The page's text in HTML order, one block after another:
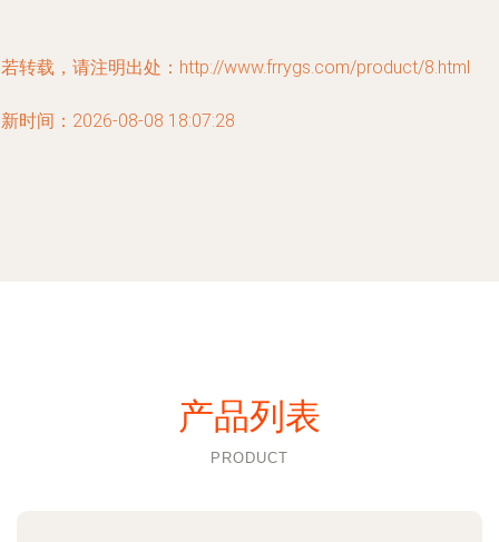
转载，请注明出处：http://www.frrygs.com/product/8.html
时间：2026-08-08 18:07:28
产品列表
PRODUCT